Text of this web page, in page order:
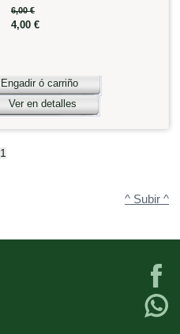
6,00 €
4,00 €
Engadir ó carriño
Ver en detalles
1
^ Subir ^